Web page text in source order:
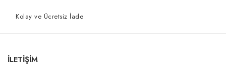
Kolay ve Ücretsiz İade
İLETİŞİM